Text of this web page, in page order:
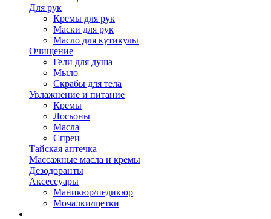
Для рук
Кремы для рук
Маски для рук
Масло для кутикулы
Очищение
Гели для душа
Мыло
Скрабы для тела
Увлажнение и питание
Кремы
Лосьоны
Масла
Спреи
Тайская аптечка
Массажные масла и кремы
Дезодоранты
Аксессуары
Маникюр/педикюр
Мочалки/щетки